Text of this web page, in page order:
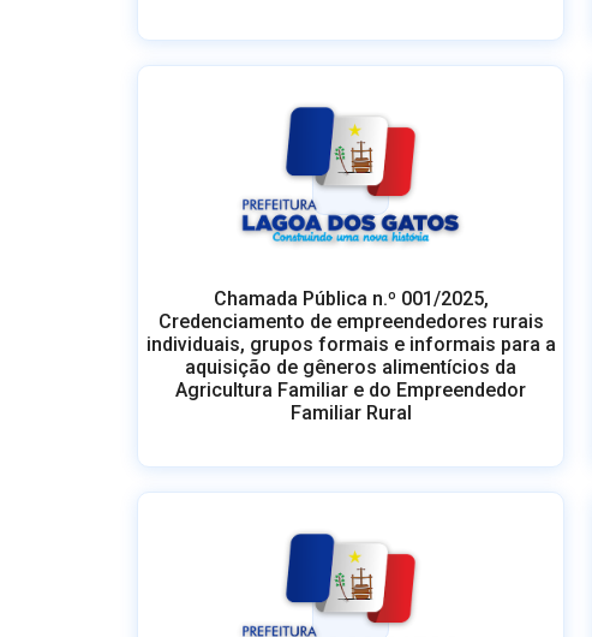
Chamada Pública n.º 001/2025,
Credenciamento de empreendedores rurais
individuais, grupos formais e informais para a
aquisição de gêneros alimentícios da
Agricultura Familiar e do Empreendedor
Familiar Rural